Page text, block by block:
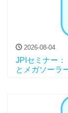
2026-08-04
JPIセミナー：
とメガソーラ